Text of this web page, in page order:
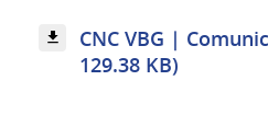
CNC VBG |
129.38 KB)